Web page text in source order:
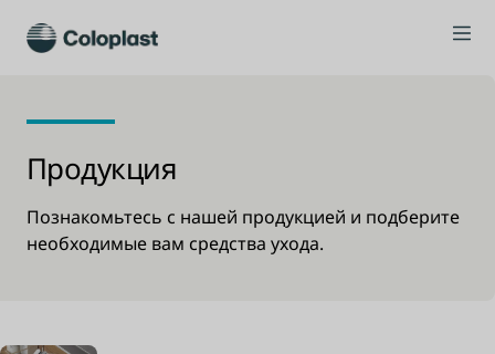
Продукция
Познакомьтесь с нашей продукцией и подберите
необходимые вам средства ухода.